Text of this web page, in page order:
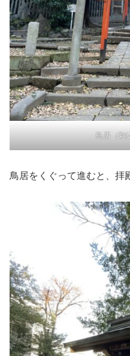
鳥居（駒
鳥居をくぐって進むと、拝